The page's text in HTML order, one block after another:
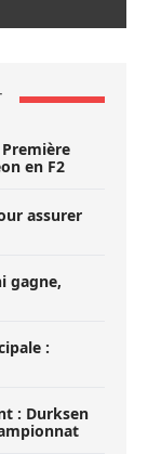
en F2
assurer
gagne,
:
: Durksen